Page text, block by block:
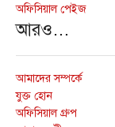
অফিসিয়াল পেইজ
আরও…
আমাদের সম্পর্কে
যুক্ত হোন
অফিসিয়াল গ্রুপ